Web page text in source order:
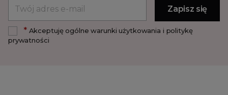
*Akceptuję ogólne warunki użytkowania i politykę
prywatności